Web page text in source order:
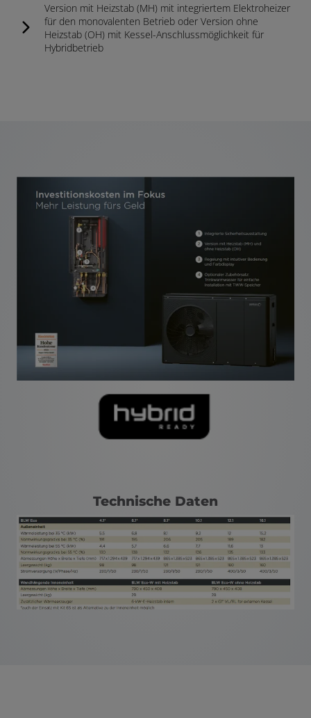
Version mit Heizstab (MH) mit integriertem Elektroheizer
für den monovalenten Betrieb oder Version ohne
Heizstab (OH) mit Kessel-Anschlussmöglichkeit für
Hybridbetrieb
Technische Daten